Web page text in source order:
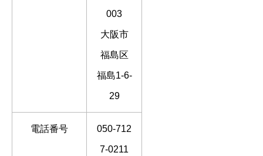
003
大阪市
福島区
福島1-6-
29
電話番号 050-712
7-0211